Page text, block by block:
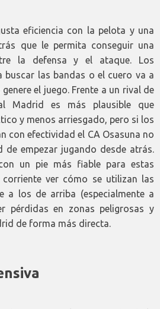
eficiencia con la pelota y una
que le permita conseguir una
la defensa y el ataque. Los
buscar las bandas o el cuero va a
el juego. Frente a un rival de
Madrid es más plausible que
y menos arriesgado, pero si los
con efectividad el CA Osasuna no
de empezar jugando desde atrás.
un pie más fiable para estas
corriente ver cómo se utilizan las
a los de arriba (especialmente a
pérdidas en zonas peligrosas y
de forma más directa.